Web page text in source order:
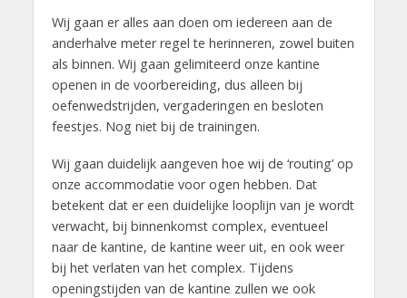
Wij gaan er alles aan doen om iedereen aan de
anderhalve meter regel te herinneren, zowel buiten
als binnen. Wij gaan gelimiteerd onze kantine
openen in de voorbereiding, dus alleen bij
oefenwedstrijden, vergaderingen en besloten
feestjes. Nog niet bij de trainingen.
Wij gaan duidelijk aangeven hoe wij de ‘routing’ op
onze accommodatie voor ogen hebben. Dat
betekent dat er een duidelijke looplijn van je wordt
verwacht, bij binnenkomst complex, eventueel
naar de kantine, de kantine weer uit, en ook weer
bij het verlaten van het complex. Tijdens
openingstijden van de kantine zullen we ook